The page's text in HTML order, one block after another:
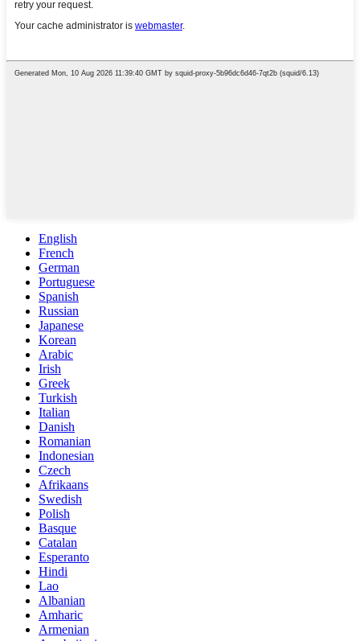
English
French
German
Portuguese
Spanish
Russian
Japanese
Korean
Arabic
Irish
Greek
Turkish
Italian
Danish
Romanian
Indonesian
Czech
Afrikaans
Swedish
Polish
Basque
Catalan
Esperanto
Hindi
Lao
Albanian
Amharic
Armenian